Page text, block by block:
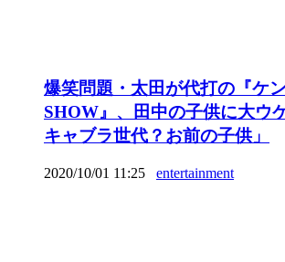
爆笑問題・太田が代打の『ケ
SHOW』、田中の子供に大ウ
キャブラ世代？お前の子供」
2020/10/01 11:25 entertainment